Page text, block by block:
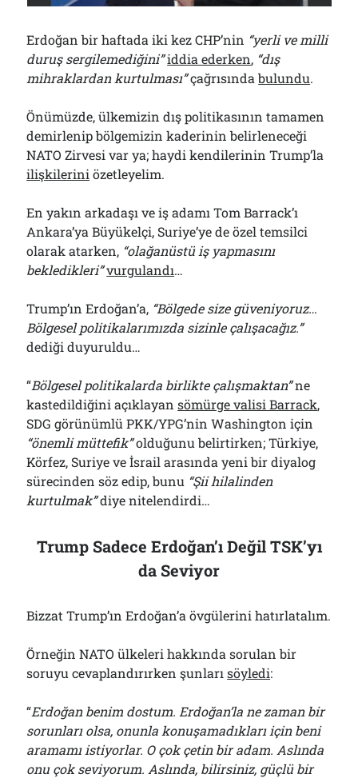
Arşivler
Arşivler
Erdoğan bir haftada iki kez CHP’nin “yerli ve milli
duruş sergilemediğini”iddia ederken, “dış
mihraklardan kurtulması”çağrısındabulundu.
Önümüzde, ülkemizin dış politikasının tamamen
demirlenip bölgemizin kaderinin belirleneceği
NATO Zirvesi var ya; haydi kendilerinin Trump’la
ilişkilerini özetleyelim.
En yakın arkadaşı ve iş adamı Tom Barrack’ı
Ankara’ya Büyükelçi, Suriye’ye de özel temsilci
olarak atarken, “olağanüstü iş yapmasını
bekledikleri”vurgulandı…
Trump’ın Erdoğan’a, “Bölgede size güveniyoruz…
Bölgesel politikalarımızda sizinle çalışacağız.”
dediği duyuruldu…
“Bölgesel politikalarda birlikte çalışmaktan”ne
kastedildiğini açıklayansömürge valisi Barrack,
SDG görünümlü PKK/YPG’nin Washington için
“önemli müttefik”olduğunu belirtirken; Türkiye,
Körfez, Suriye ve İsrail arasında yeni bir diyalog
sürecinden söz edip, bunu “Şii hilalinden
kurtulmak”diye nitelendirdi…
Trump Sadece Erdoğan’ı Değil TSK’yı
da Seviyor
Bizzat Trump’ın Erdoğan’a övgülerini hatırlatalım.
Örneğin NATO ülkeleri hakkında sorulan bir
soruyu cevaplandırırken şunlarısöyledi:
“Erdoğan benim dostum. Erdoğan’la ne zaman bir
sorunları olsa, onunla konuşamadıkları için beni
aramamı istiyorlar. O çok çetin bir adam. Aslında
onu çok seviyorum. Aslında, bilirsiniz, güçlü bir